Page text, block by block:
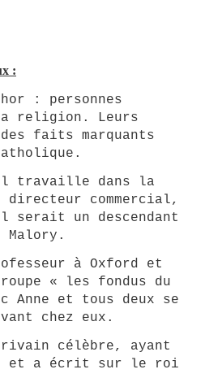
:
: personnes
la religion. Leurs
faits marquants
travaille dans la
directeur commercial,
un descendant
Malory.
à Oxford et
« les fondus du
Anne et tous deux se
chez eux.
célèbre, ayant
et a écrit sur le roi